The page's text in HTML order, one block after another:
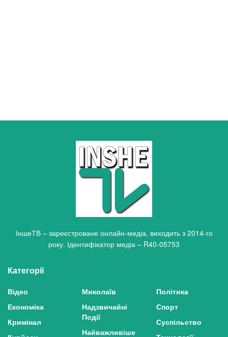
ІншеТВ – зареєстроване онлайн-медіа, виходить з 2014-го
року. Ідентифікатор медіа – R40-05753
Категорії
Відео
Економіка
Кримінал
Миколаїв
Надзвичайні
Події
Найважливіше
Політика
Спорт
Суспільство